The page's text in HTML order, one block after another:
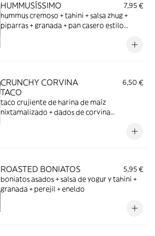
HUMMUSÍSSIMO
7,95 €
hummus cremoso + tahini + salsa zhug +
piparras + granada + pan casero estilo
CRUNCHY CORVINA
TACO
6,50 €
taco crujiente de harina de maíz
nixtamalizado + dados de corvina
pasión + cebolla roja encurtida + cilantro +
ROASTED BONIATOS
5,95 €
boniatos asados + salsa de yogur y tahini +
granada + perejil + eneldo